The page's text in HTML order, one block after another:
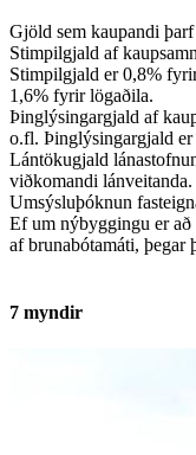
Gjöld sem kaupandi
Stimpilgjald af
Stimpilgjald er 0,8%
1,6% fyrir lögaðila.
Þinglýsingargjald af
o.fl. Þinglýsingargjald
Lántökugjald
viðkomandi lánveitanda.
Umsýsluþóknun
Ef um nýbyggingu er
af brunabótamáti, þegar
7 myndir